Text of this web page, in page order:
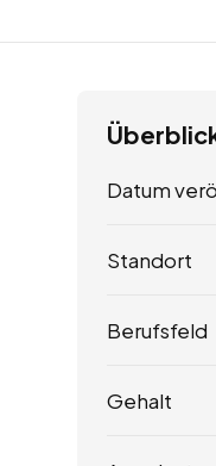
Datum
Standort
Berufsfeld
Gehalt